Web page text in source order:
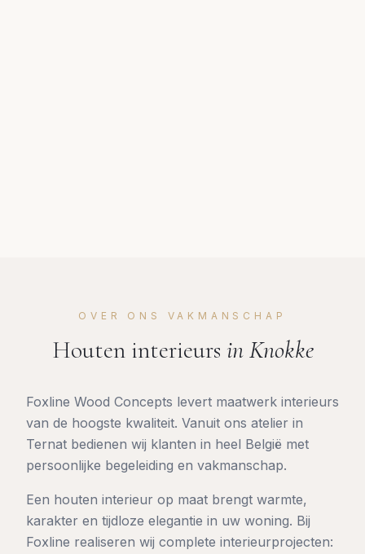
OVER ONS VAKMANSCHAP
Houten interieurs inKnokke
Foxline Wood Concepts levert maatwerk interieurs
van de hoogste kwaliteit. Vanuit ons atelier in
Ternat bedienen wij klanten in heel België met
persoonlijke begeleiding en vakmanschap.
Een houten interieur op maat brengt warmte,
karakter en tijdloze elegantie in uw woning. Bij
Foxline realiseren wij complete interieurprojecten: